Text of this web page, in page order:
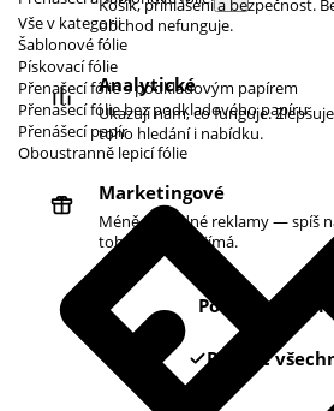
Vše v kategorii
Šablonové fólie
Pískovací fólie
Přenašecí fólie s podkladovým papírem
Přenašecí fólie bez podkladového papíru
Přenášecí papír
Oboustranně lepicí fólie
Košík, přihlášení a bezpečnost.
obchod nefunguje.
Analytické
Ukazují nám, co funguje.
toho hledání i nabídku.
Marketingové
Méně náhodné reklamy — spíš
toho, co vás zajímá.
Pouze nezbytné
Povolit